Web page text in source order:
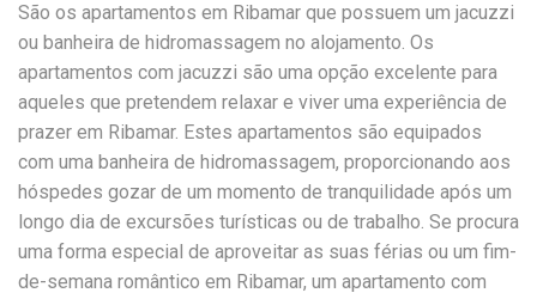
São os apartamentos em Ribamar que possuem um jacuzzi
ou banheira de hidromassagem no alojamento. Os
apartamentos com jacuzzi são uma opção excelente para
aqueles que pretendem relaxar e viver uma experiência de
prazer em Ribamar. Estes apartamentos são equipados
com uma banheira de hidromassagem, proporcionando aos
hóspedes gozar de um momento de tranquilidade após um
longo dia de excursões turísticas ou de trabalho. Se procura
uma forma especial de aproveitar as suas férias ou um fim-
de-semana romântico em Ribamar, um apartamento com